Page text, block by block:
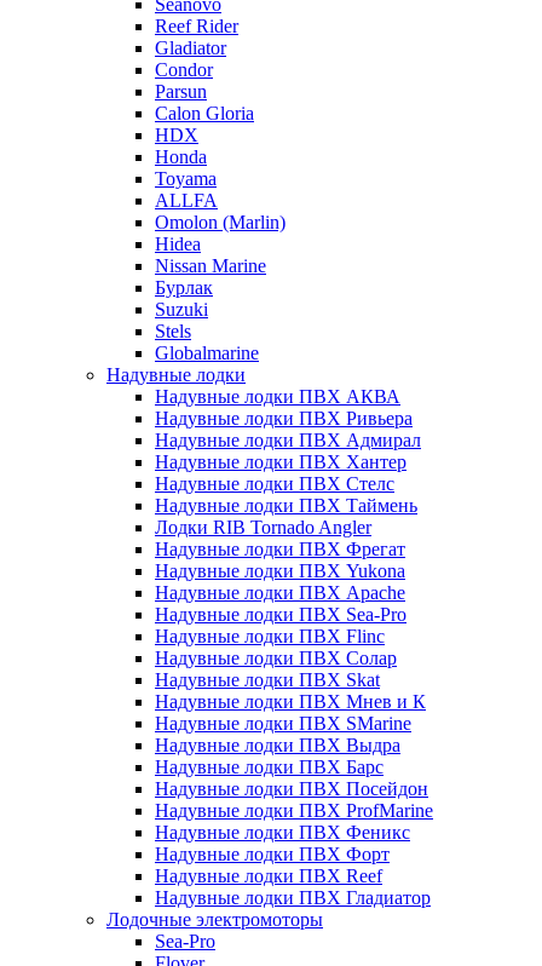
Seanovo
Reef Rider
Gladiator
Condor
Parsun
Calon Gloria
HDX
Honda
Toyama
ALLFA
Omolon (Marlin)
Hidea
Nissan Marine
Бурлак
Suzuki
Stels
Globalmarine
Надувные лодки
Надувные лодки ПВХ АКВА
Надувные лодки ПВХ Ривьера
Надувные лодки ПВХ Адмирал
Надувные лодки ПВХ Хантер
Надувные лодки ПВХ Стелс
Надувные лодки ПВХ Таймень
Лодки RIB Tornado Angler
Надувные лодки ПВХ Фрегат
Надувные лодки ПВХ Yukona
Надувные лодки ПВХ Apache
Надувные лодки ПВХ Sea-Pro
Надувные лодки ПВХ Flinc
Надувные лодки ПВХ Солар
Надувные лодки ПВХ Skat
Надувные лодки ПВХ Мнев и К
Надувные лодки ПВХ SMarine
Надувные лодки ПВХ Выдра
Надувные лодки ПВХ Барс
Надувные лодки ПВХ Посейдон
Надувные лодки ПВХ ProfMarine
Надувные лодки ПВХ Феникс
Надувные лодки ПВХ Форт
Надувные лодки ПВХ Reef
Надувные лодки ПВХ Гладиатор
Лодочные электромоторы
Sea-Pro